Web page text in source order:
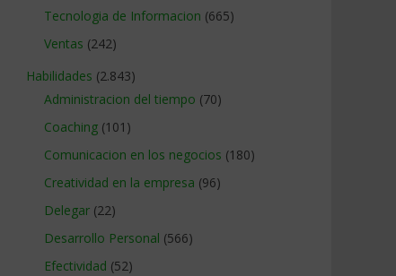
Tecnologia de Informacion (665)
Ventas (242)
Habilidades (2.843)
Administracion del tiempo (70)
Coaching (101)
Comunicacion en los negocios (180)
Creatividad en la empresa (96)
Delegar (22)
Desarrollo Personal (566)
Efectividad (52)